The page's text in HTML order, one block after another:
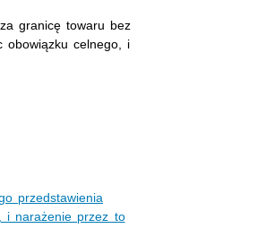
granicę towaru bez
obowiązku celnego, i
przedstawienia
i narażenie przez to